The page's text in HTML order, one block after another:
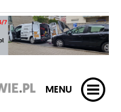
MENU